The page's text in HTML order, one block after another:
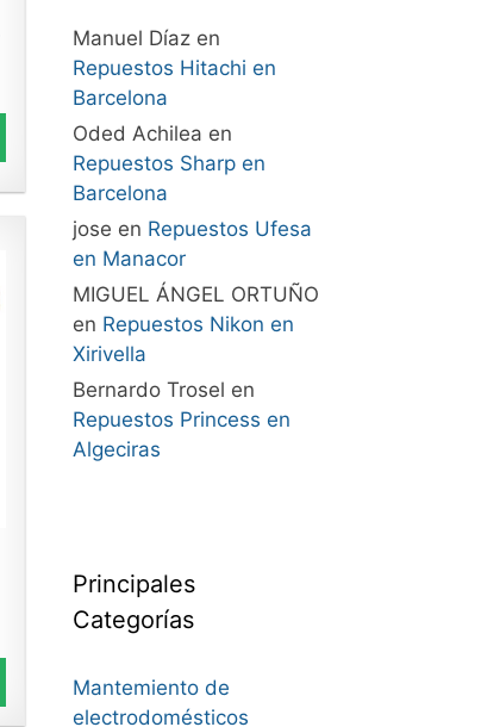
Manuel Díazen
Repuestos Hitachi en
Barcelona
Oded Achilea en
Repuestos Sharp en
Barcelona
jose en Repuestos Ufesa
en Manacor
MIGUEL ÁNGEL ORTUÑO
en Repuestos Nikon en
Xirivella
Bernardo Trosel en
Repuestos Princess en
Algeciras
Principales
Categorías
Mantemiento de
electrodomésticos